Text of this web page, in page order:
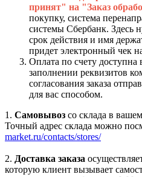
принят" на "Заказ
покупку, система
системы Сбербанк. Здесь
срок действия и имя
придет электронный чек
Оплата по счету
заполнении реквизитов
согласования заказа
для вас способом.
1. Самовывоз со склада в
Точный адрес склада можно
market.ru/contacts/stores/
2. Доставка заказа
которую клиент вызывает